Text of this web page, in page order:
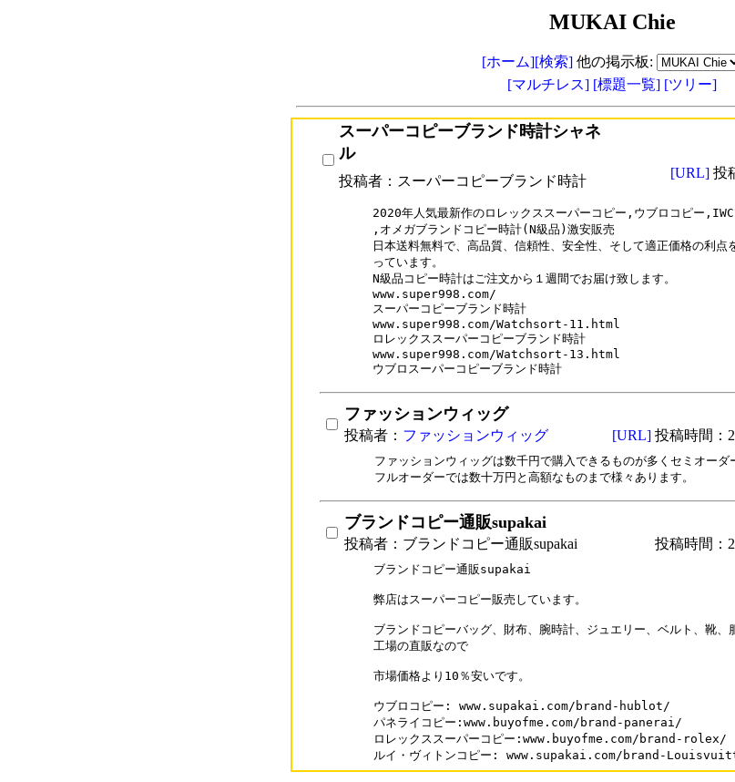
MUKAI Chie
[ホーム][検索] 他の掲示板:
[マルチレス] [標題一覧] [ツリー]
スーパーコピーブランド時計シャネ
ル
投稿者：スーパーコピーブランド時計
[URL] 投
2020年人気最新作のロレックススーパーコピー,ウブロコピー
,オメガブランドコピー時計(N級品)激安販売
日本送料無料で、高品質、信頼性、安全性、そして適正価格の利点
っています。
N級品コピー時計はご注文から１週間でお届け致します。
www.super998.com/
スーパーコピーブランド時計
www.super998.com/Watchsort-11.html
ロレックススーパーコピーブランド時計
www.super998.com/Watchsort-13.html
ウブロスーパーコピーブランド時計
ファッションウィッグ
投稿者： ファッションウィッグ [URL] 投稿時間：
ファッションウィッグは数千円で購入できるものが多くセミオーダ
フルオーダーでは数十万円と高額なものまで様々あります。
ブランドコピー通販supakai
投稿者：ブランドコピー通販supakai
投稿時間：
ブランドコピー通販supakai
弊店はスーパーコピー販売しています。
ブランドコピーバッグ、財布、腕時計、ジュエリー、ベルト、靴、
工場の直販なので
市場価格より10％安いです。
ウブロコピー: www.supakai.com/brand-hublot/
パネライコピー:www.buyofme.com/brand-panerai/
ロレックススーパーコピー:www.buyofme.com/brand-rolex/
ルイ・ヴィトンコピー: www.supakai.com/brand-